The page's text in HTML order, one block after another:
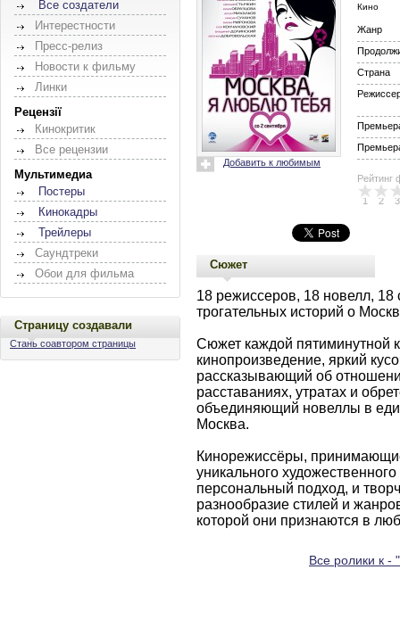
Все создатели
Интерестности
Пресс-релиз
Новости к фильму
Линки
Рецензії
Кинокритик
Все рецензии
Мультимедиа
Постеры
Кинокадры
Трейлеры
Саундтреки
Обои для фильма
Страницу создавали
Стань соавтором страницы
Добавить к любимым
Кино
Жанр
Страна
Рейтинг
1 2 3
Сюжет
18 режиссеров, 18 новелл,
трогательных историй о
Сюжет каждой пятиминутной
кинопроизведение, яркий
рассказывающий об
расставаниях, утратах и
объединяющий новеллы в
Москва.
Кинорежиссёры,
уникального
персональный подход, и
разнообразие стилей и
которой они признаются в
Все ролики к -